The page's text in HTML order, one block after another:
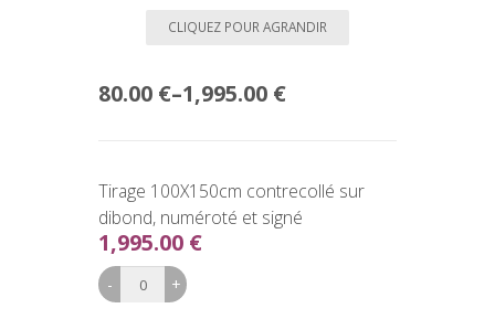
CLIQUEZ POUR AGRANDIR
80.00 €–1,995.00 €
Tirage 100X150cm contrecollé sur
dibond, numéroté et signé
1,995.00 €